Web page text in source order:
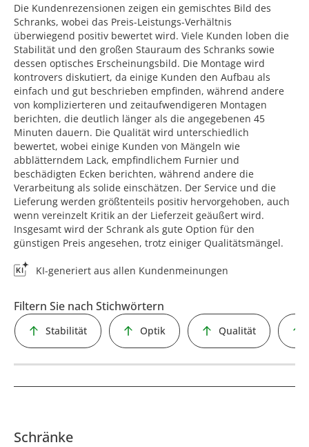
Die Kundenrezensionen zeigen ein gemischtes Bild des
Schranks, wobei das Preis-Leistungs-Verhältnis
überwiegend positiv bewertet wird. Viele Kunden loben die
Stabilität und den großen Stauraum des Schranks sowie
dessen optisches Erscheinungsbild. Die Montage wird
kontrovers diskutiert, da einige Kunden den Aufbau als
einfach und gut beschrieben empfinden, während andere
von komplizierteren und zeitaufwendigeren Montagen
berichten, die deutlich länger als die angegebenen 45
Minuten dauern. Die Qualität wird unterschiedlich
bewertet, wobei einige Kunden von Mängeln wie
abblätterndem Lack, empfindlichem Furnier und
beschädigten Ecken berichten, während andere die
Verarbeitung als solide einschätzen. Der Service und die
Lieferung werden größtenteils positiv hervorgehoben, auch
wenn vereinzelt Kritik an der Lieferzeit geäußert wird.
Insgesamt wird der Schrank als gute Option für den
günstigen Preis angesehen, trotz einiger Qualitätsmängel.
KI-generiert aus allen Kundenmeinungen
Filtern Sie nach Stichwörtern
Stabilität Optik Qualität
Schränke